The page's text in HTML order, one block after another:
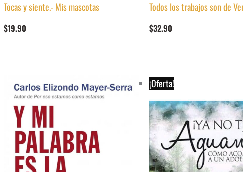
Tocas y siente.- Mis mascotas
$19.90
Todos los trabajos son de
$32.90
¡Oferta!